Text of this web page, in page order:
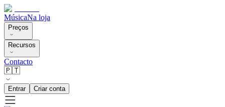
MúsicaNa loja
Preços
Recursos
Contacto
🇵🇹
Entrar Criar conta